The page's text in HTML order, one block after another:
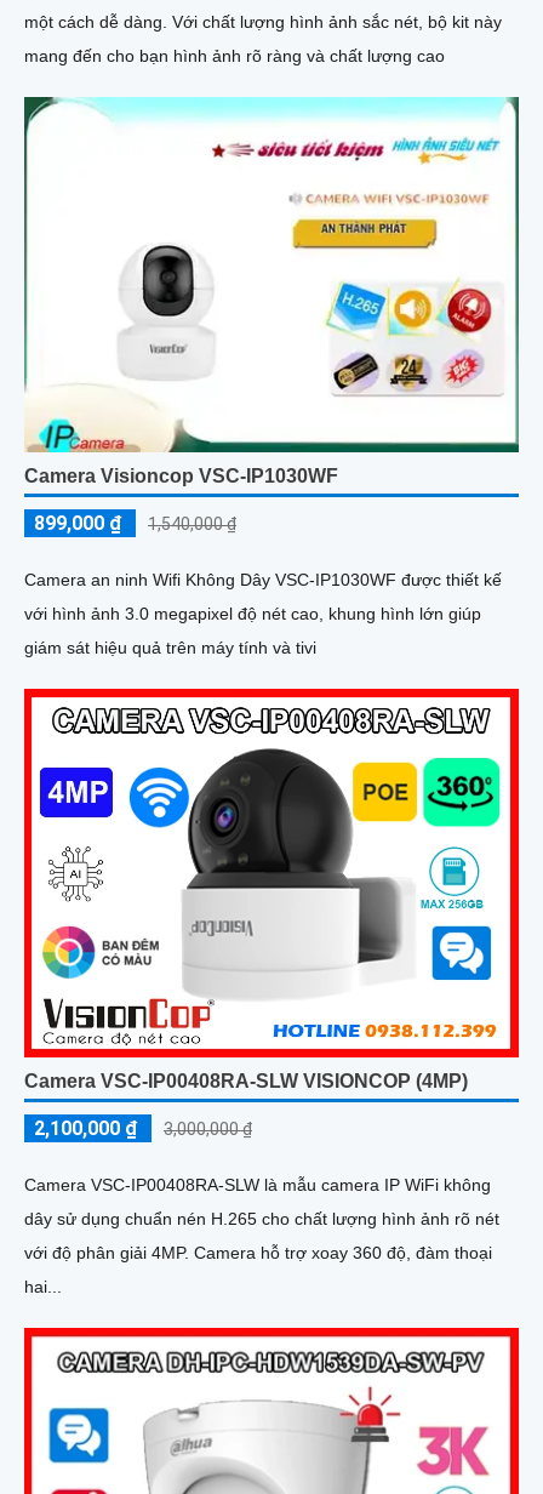
một cách dễ dàng. Với chất lượng hình ảnh sắc nét, bộ kit này
mang đến cho bạn hình ảnh rõ ràng và chất lượng cao
Camera Visioncop VSC-IP1030WF
899,000 ₫ 1,540,000 ₫
Camera an ninh Wifi Không Dây VSC-IP1030WF được thiết kế
với hình ảnh 3.0 megapixel độ nét cao, khung hình lớn giúp
giám sát hiệu quả trên máy tính và tivi
Camera VSC-IP00408RA-SLW VISIONCOP (4MP)
2,100,000 ₫ 3,000,000 ₫
Camera VSC-IP00408RA-SLW là mẫu camera IP WiFi không
dây sử dụng chuẩn nén H.265 cho chất lượng hình ảnh rõ nét
với độ phân giải 4MP. Camera hỗ trợ xoay 360 độ, đàm thoại
hai...